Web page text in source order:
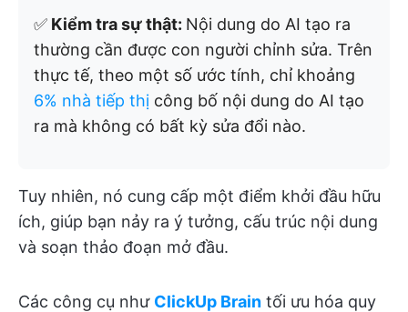
✅ Kiểm tra sự thật: Nội dung do AI tạo ra
thường cần được con người chỉnh sửa. Trên
thực tế, theo một số ước tính, chỉ khoảng
6% nhà tiếp thị công bố nội dung do AI tạo
ra mà không có bất kỳ sửa đổi nào.
Tuy nhiên, nó cung cấp một điểm khởi đầu hữu
ích, giúp bạn nảy ra ý tưởng, cấu trúc nội dung
và soạn thảo đoạn mở đầu.
Các công cụ như ClickUp Brain tối ưu hóa quy